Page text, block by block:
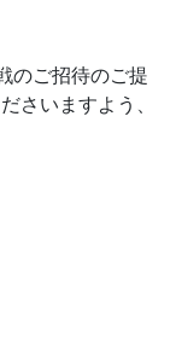
のご招待のご提
さいますよう、